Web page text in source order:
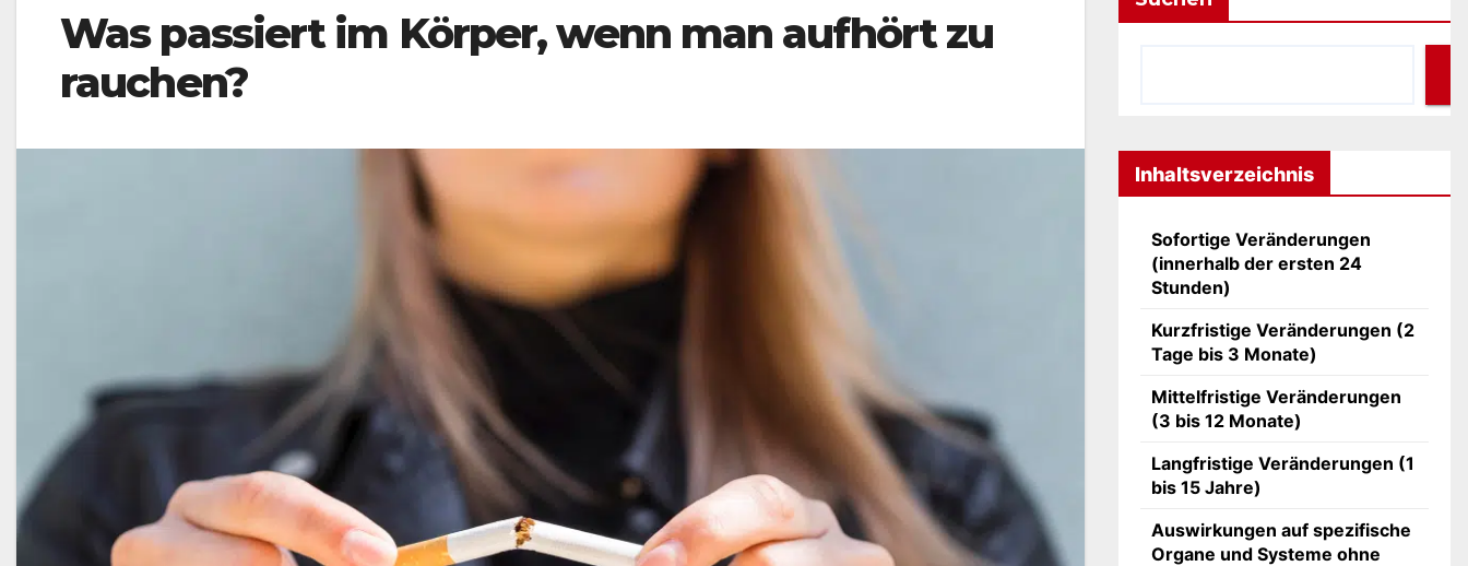
Was passiert im Körper, wenn man aufhört zu
rauchen?
Inhaltsverzeichnis
Sofortige Veränderungen
(innerhalb der ersten 24
Stunden)
Kurzfristige Veränderungen (2
Tage bis 3 Monate)
Mittelfristige Veränderungen
(3 bis 12 Monate)
Langfristige Veränderungen (1
bis 15 Jahre)
Auswirkungen auf spezifische
Organe und Systeme ohne